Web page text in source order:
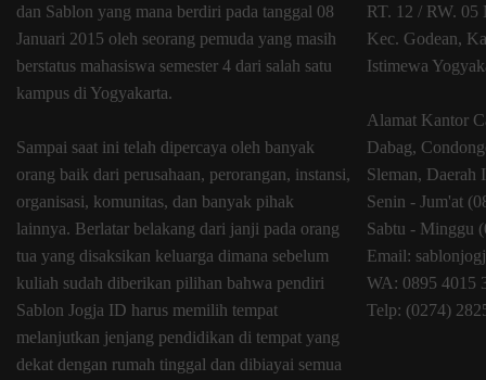
dan Sablon yang mana berdiri pada tanggal 08
Januari 2015 oleh seorang pemuda yang masih
berstatus mahasiswa semester 4 dari salah satu
kampus di Yogyakarta.
Sampai saat ini telah dipercaya oleh banyak
orang baik dari perusahaan, perorangan, instansi,
organisasi, komunitas, dan banyak pihak
lainnya. Berlatar belakang dari janji pada orang
tua yang disaksikan keluarga dimana sebelum
kuliah sudah diberikan pilihan bahwa pendiri
Sablon Jogja ID harus memilih tempat
melanjutkan jenjang pendidikan di tempat yang
dekat dengan rumah tinggal dan dibiayai semua
RT. 12 / RW. 05
Kec. Godean,
Istimewa
Alamat Kantor
Dabag,
Sleman, Daerah
Senin - Jum'at
Sabtu - Minggu
Email:
WA: 0895 4015
Telp: (0274)